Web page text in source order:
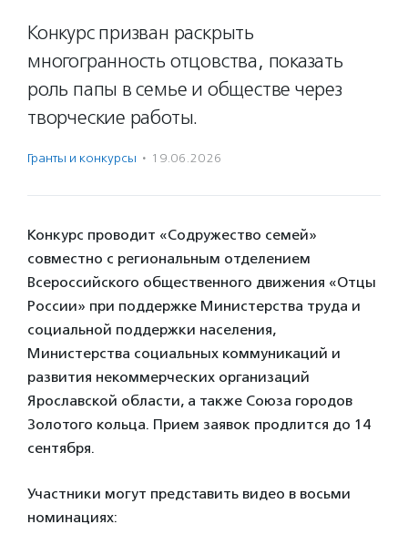
Конкурс призван раскрыть
многогранность отцовства, показать
роль папы в семье и обществе через
творческие работы.
Гранты и конкурсы · 19.06.2026
Конкурс проводит «Содружество семей»
совместно с региональным отделением
Всероссийского общественного движения «Отцы
России» при поддержке Министерства труда и
социальной поддержки населения,
Министерства социальных коммуникаций и
развития некоммерческих организаций
Ярославской области, а также Союза городов
Золотого кольца. Прием заявок продлится до 14
сентября.
Участники могут представить видео в восьми
номинациях: